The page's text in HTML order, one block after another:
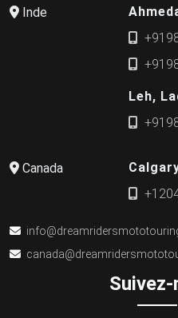
Inde
Leh,
Canada